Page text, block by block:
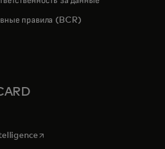
правила (BCR)
tab
opens in a new tab